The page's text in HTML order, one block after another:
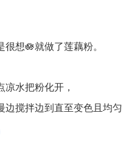
想🪷就做了莲藕粉。
水把粉化开，
边搅拌边到直至变色且均匀